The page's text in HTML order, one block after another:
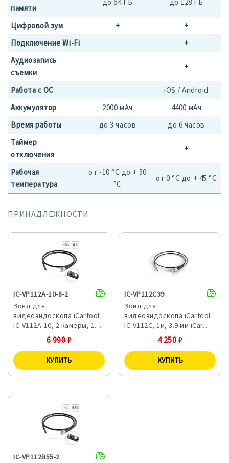
памяти
Цифровой зум +
+
Подключение Wi-Fi
+
Аудиозапись
съемки
+
Работа с ОС
iOS / Android
Аккумулятор
2000 мАч
4400 мАч
Время работы
до 3 часов
до 6 часов
Таймер
отключения
+
Рабочая
температура
от -10 °C до + 50
°C
от 0 °C до + 45 °C
ПРИНАДЛЕЖНОСТИ
IC-VP112A-10-8-2
Зонд для
видеоэндоскопа iCartool
IC-V112A-10, 2 камеры, 1…
6 990 ₽
IC-VP112C39
Зонд для
видеоэндоскопа iCartool
IC-V112C, 1м, 3.9 мм iCar…
4 250 ₽
IC-VP112B55-2